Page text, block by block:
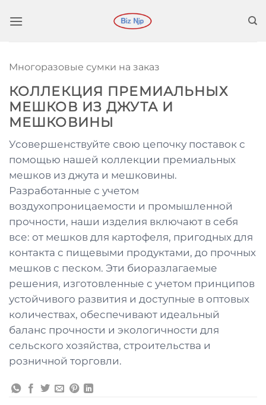
Многоразовые сумки на заказ
КОЛЛЕКЦИЯ ПРЕМИАЛЬНЫХ
МЕШКОВ ИЗ ДЖУТА И
МЕШКОВИНЫ
Усовершенствуйте свою цепочку поставок с
помощью нашей коллекции премиальных
мешков из джута и мешковины.
Разработанные с учетом
воздухопроницаемости и промышленной
прочности, наши изделия включают в себя
все: от мешков для картофеля, пригодных для
контакта с пищевыми продуктами, до прочных
мешков с песком. Эти биоразлагаемые
решения, изготовленные с учетом принципов
устойчивого развития и доступные в оптовых
количествах, обеспечивают идеальный
баланс прочности и экологичности для
сельского хозяйства, строительства и
розничной торговли.